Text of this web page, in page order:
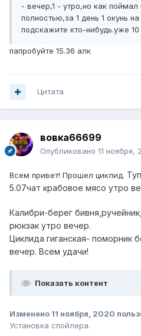
- вечер,1 - утро,но как
полностью,за 1 день 1 окунь
подскажите кто-нибудь.уже
папробуйте 15.36 алк
Цитата
вовка66699
Опубликовано 11 ноября,
Всем привет! Прошел циклид.
5.07чат крабовое мясо утро
Калибри-берег бивня,руче
рюкзак утро вечер.
Циклида гиганская- поморник
вечер. Всем удачи!
Показать контент
Изменено 11 ноября, 2020
Установка спойлера.